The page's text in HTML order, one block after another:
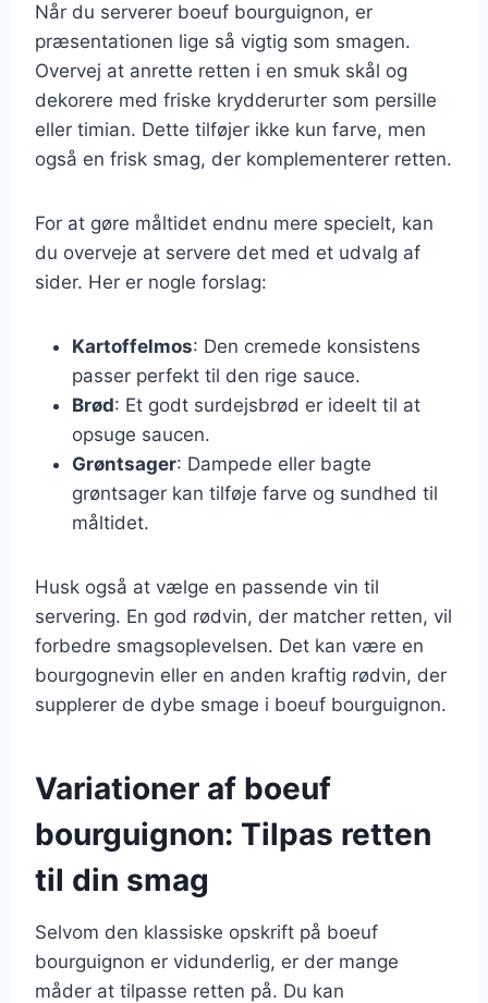
Når du serverer boeuf bourguignon, er
præsentationen lige så vigtig som smagen.
Overvej at anrette retten i en smuk skål og
dekorere med friske krydderurter som persille
eller timian. Dette tilføjer ikke kun farve, men
også en frisk smag, der komplementerer retten.
For at gøre måltidet endnu mere specielt, kan
du overveje at servere det med et udvalg af
sider. Her er nogle forslag:
Kartoffelmos: Den cremede konsistens
passer perfekt til den rige sauce.
Brød: Et godt surdejsbrød er ideelt til at
opsuge saucen.
Grøntsager: Dampede eller bagte
grøntsager kan tilføje farve og sundhed til
måltidet.
Husk også at vælge en passende vin til
servering. En god rødvin, der matcher retten, vil
forbedre smagsoplevelsen. Det kan være en
bourgognevin eller en anden kraftig rødvin, der
supplerer de dybe smage i boeuf bourguignon.
Variationer af boeuf
bourguignon: Tilpas retten
til din smag
Selvom den klassiske opskrift på boeuf
bourguignon er vidunderlig, er der mange
måder at tilpasse retten på. Du kan